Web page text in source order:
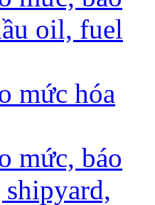
oil, fuel
mức hóa
mức, báo